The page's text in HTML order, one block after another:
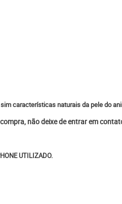
características naturais da pele do
não deixe de entrar em
UTILIZADO.